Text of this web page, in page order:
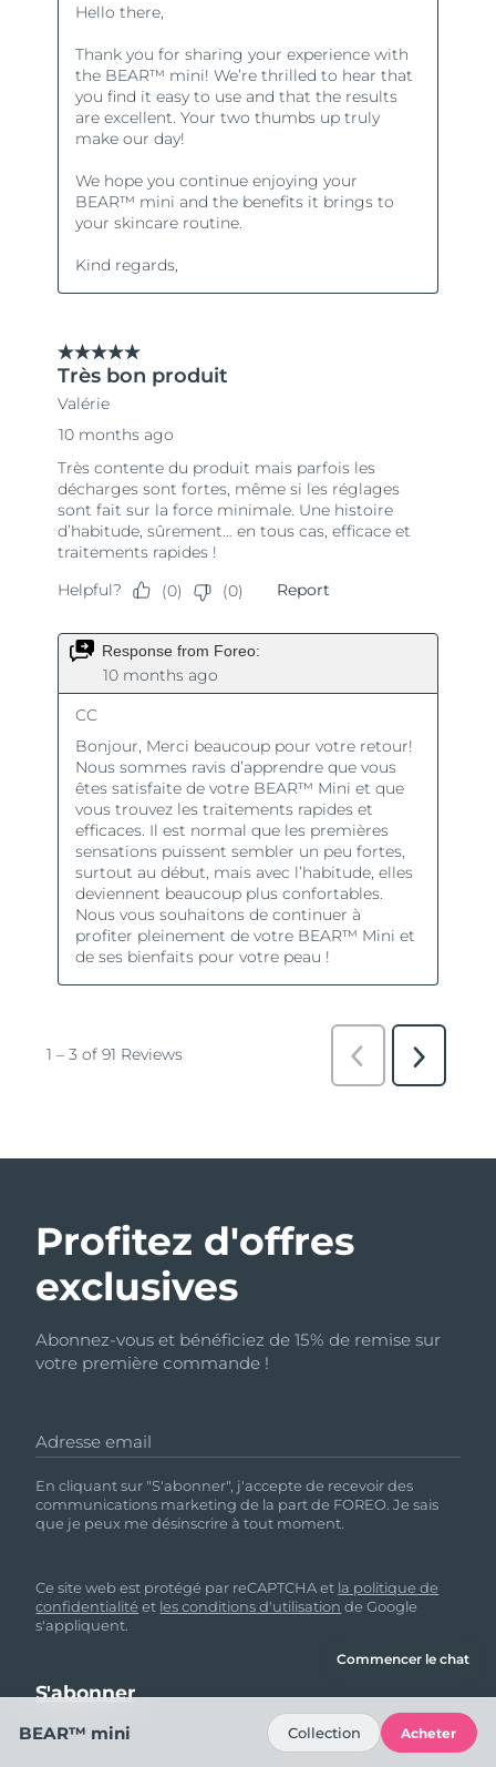
Profitez d'offres
exclusives
Abonnez-vous et bénéficiez de 15% de remise sur
votre première commande !
Adresse email
En cliquant sur "S'abonner", j'accepte de recevoir des
communications marketing de la part de FOREO. Je sais
que je peux me désinscrire à tout moment.
Ce site web est protégé par reCAPTCHA et la politique de
confidentialité et les conditions d'utilisation de Google
s'appliquent.
Commencer le chat
BEAR™ mini Collection Acheter